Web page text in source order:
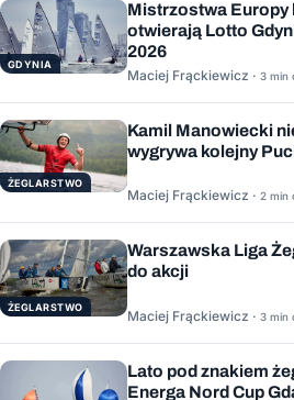
GDYNIA
Mistrzostwa Europy
otwierają Lotto
2026
Maciej Frąckiewicz · 3 min
ŻEGLARSTWO
Kamil Manowiecki
wygrywa kolejny
Maciej Frąckiewicz · 2 min
ŻEGLARSTWO
Warszawska Liga
do akcji
Maciej Frąckiewicz · 3 min
Lato pod znakiem
Energa Nord Cup